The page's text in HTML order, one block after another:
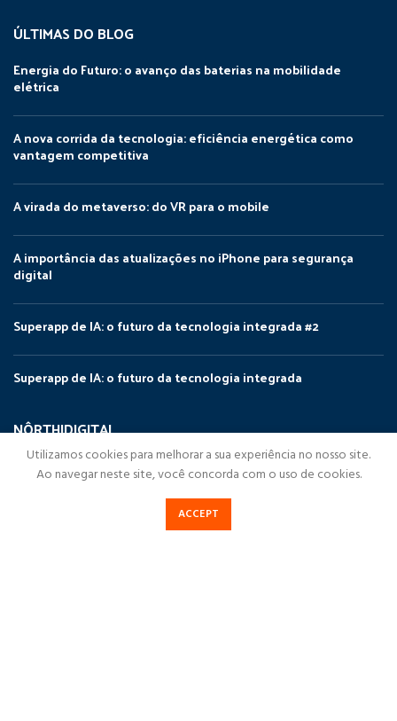
ÚLTIMAS DO BLOG
Energia do Futuro: o avanço das baterias na mobilidade
elétrica
A nova corrida da tecnologia: eficiência energética como
vantagem competitiva
A virada do metaverso: do VR para o mobile
A importância das atualizações no iPhone para segurança
digital
Superapp de IA: o futuro da tecnologia integrada #2
Superapp de IA: o futuro da tecnologia integrada
NÔRTHIDIGITAL
NorthiDigital
Utilizamos cookies para melhorar a sua experiência no nosso site.
Ao navegar neste site, você concorda com o uso de cookies.
ACCEPT